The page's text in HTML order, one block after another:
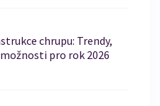
chrupu: Trendy,
pro rok 2026